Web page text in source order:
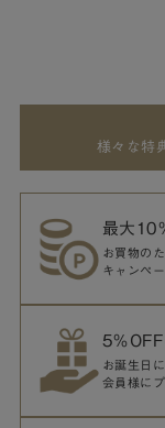
様々な特
最大10
お買物の
キャンペ
5％
お誕生日
会員様に